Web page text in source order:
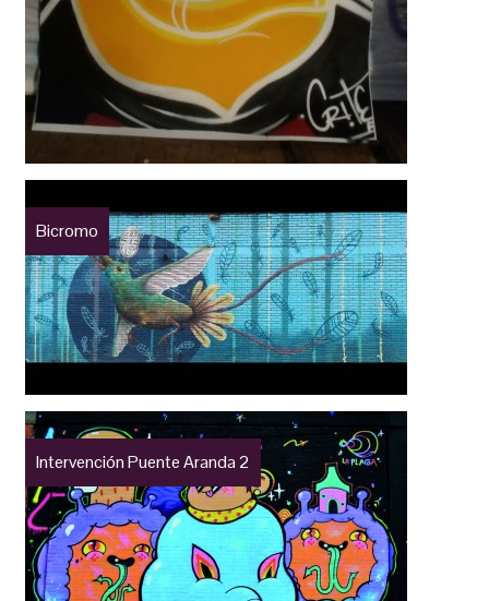
Bicromo
Intervención Puente Aranda 2